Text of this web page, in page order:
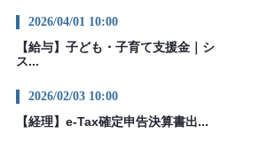
2026/04/01 10:00
【給与】子ども・子育て支援金｜シ
ス...
2026/02/03 10:00
【経理】e-Tax確定申告決算書出...